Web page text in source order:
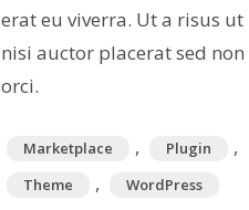
erat eu viverra. Ut a risus ut
nisi auctor placerat sed non
orci.
Marketplace , Plugin ,
Theme , WordPress